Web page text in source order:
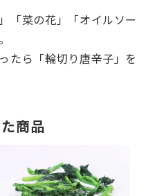
「菜の花」「オイルソー
たら「輪切り唐辛子」を
商品